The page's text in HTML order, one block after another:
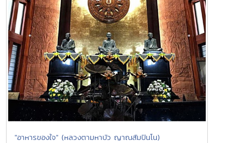
"อาหารของใจ" (หลวงตามหาบัว ญาณสัมปันโน)